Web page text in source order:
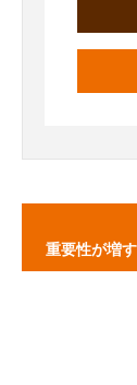
重要性が増